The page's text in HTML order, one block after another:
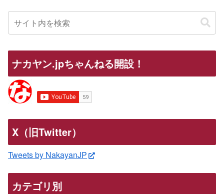
ナカヤン.jpちゃんねる開設！
X（旧Twitter）
Tweets by NakayanJP
カテゴリ別